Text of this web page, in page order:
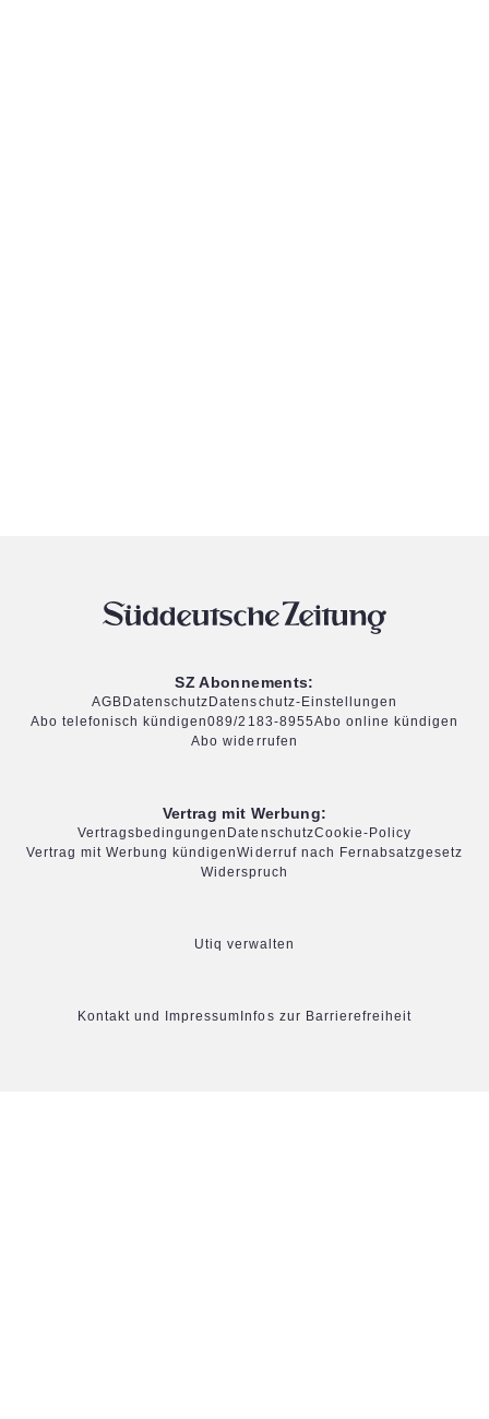
SZ Abonnements:
AGB Datenschutz Datenschutz-Einstellungen
Abo telefonisch kündigen089/2183-8955Abo online kündigen
Abo widerrufen
Vertrag mit Werbung:
Vertragsbedingungen DatenschutzCookie-Policy
Vertrag mit Werbung kündigenWiderruf nach Fernabsatzgesetz
Widerspruch
Utiq verwalten
Kontakt und Impressum Infos zur Barrierefreiheit